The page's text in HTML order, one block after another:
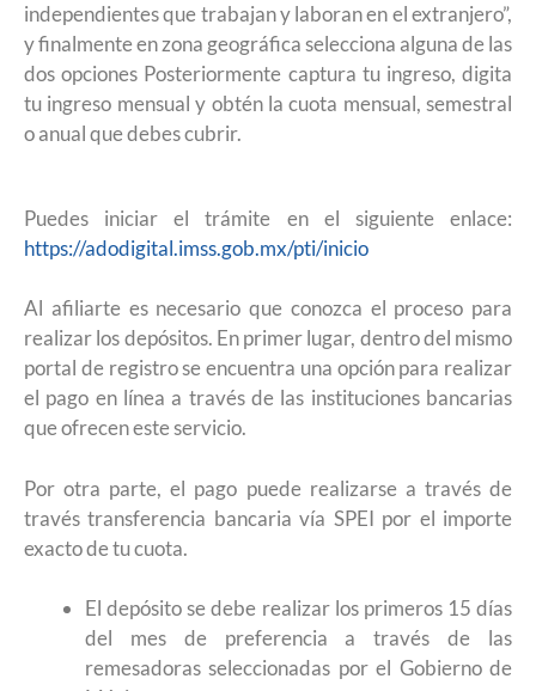
independientes que trabajan y laboran en el extranjero”,
y finalmente en zona geográfica selecciona alguna de las
dos opciones Posteriormente captura tu ingreso, digita
tu ingreso mensual y obtén la cuota mensual, semestral
o anual que debes cubrir.
Puedes iniciar el trámite en el siguiente enlace:
https://adodigital.imss.gob.mx/pti/inicio
Al afiliarte es necesario que conozca el proceso para
realizar los depósitos. En primer lugar, dentro del mismo
portal de registro se encuentra una opción para realizar
el pago en línea a través de las instituciones bancarias
que ofrecen este servicio.
Por otra parte, el pago puede realizarse a través de
través transferencia bancaria vía SPEI por el importe
exacto de tu cuota.
El depósito se debe realizar los primeros 15 días
del mes de preferencia a través de las
remesadoras seleccionadas por el Gobierno de